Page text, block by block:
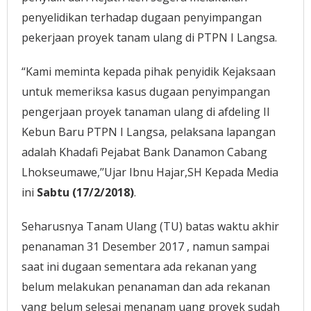
2017
penyelidikan terhadap dugaan penyimpangan
pekerjaan proyek tanam ulang di PTPN I Langsa.
“Kami meminta kepada pihak penyidik Kejaksaan
untuk memeriksa kasus dugaan penyimpangan
pengerjaan proyek tanaman ulang di afdeling II
Kebun Baru PTPN I Langsa, pelaksana lapangan
adalah Khadafi Pejabat Bank Danamon Cabang
Lhokseumawe,’’Ujar Ibnu Hajar,SH Kepada Media
ini Sabtu (17/2/2018).
Seharusnya Tanam Ulang (TU) batas waktu akhir
penanaman 31 Desember 2017 , namun sampai
saat ini dugaan sementara ada rekanan yang
belum melakukan penanaman dan ada rekanan
yang belum selesai menanam uang proyek sudah